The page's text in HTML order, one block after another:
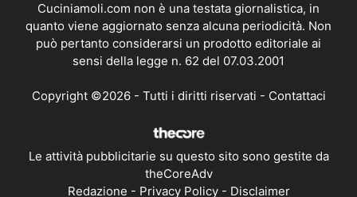
Cuciniamoli.com non è una testata giornalistica, in
quanto viene aggiornato senza alcuna periodicità. Non
può pertanto considerarsi un prodotto editoriale ai
sensi della legge n. 62 del 07.03.2001
Copyright ©2026 - Tutti i diritti riservati - Contattaci
Le attività pubblicitarie su questo sito sono gestite da
theCoreAdv
Redazione - Privacy Policy- Disclaimer